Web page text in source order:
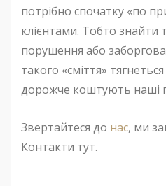
потрібно спочатку «по
клієнтами. Тобто знайти
порушення або
такого «сміття»
дорожче коштують наші
Звертайтеся до нас, ми
Контакти тут.